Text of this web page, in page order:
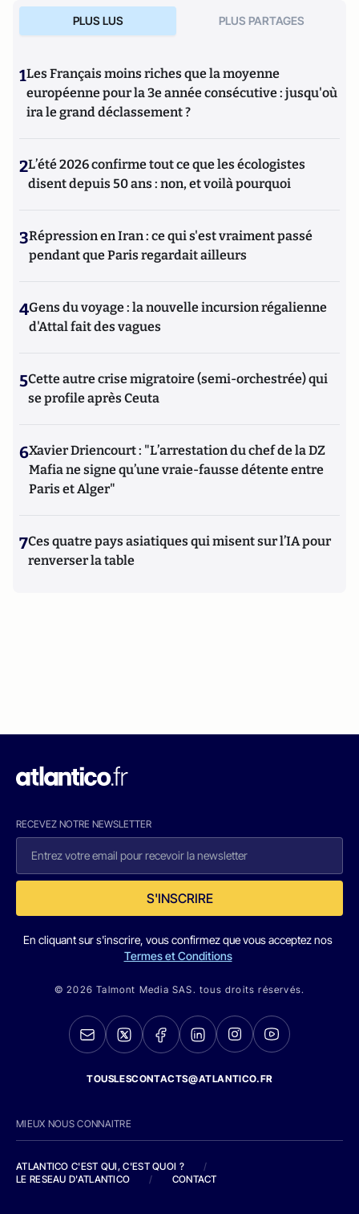
PLUS LUS PLUS PARTAGES
1Les Français moins riches que la moyenne
européenne pour la 3e année consécutive : jusqu'où
ira le grand déclassement ?
2L’été 2026 confirme tout ce que les écologistes
disent depuis 50 ans : non, et voilà pourquoi
3Répression en Iran : ce qui s'est vraiment passé
pendant que Paris regardait ailleurs
4Gens du voyage : la nouvelle incursion régalienne
d'Attal fait des vagues
5Cette autre crise migratoire (semi-orchestrée) qui
se profile après Ceuta
6Xavier Driencourt : "L’arrestation du chef de la DZ
Mafia ne signe qu’une vraie-fausse détente entre
Paris et Alger"
7Ces quatre pays asiatiques qui misent sur l’IA pour
renverser la table
RECEVEZ NOTRE NEWSLETTER
S'INSCRIRE
En cliquant sur s'inscrire, vous confirmez que vous acceptez nos
Termes et Conditions
© 2026 Talmont Media SAS. tous droits réservés.
TOUSLESCONTACTS@ATLANTICO.FR
MIEUX NOUS CONNAITRE
ATLANTICO C'EST QUI, C'EST QUOI ?
/
LE RESEAU D'ATLANTICO
/ CONTACT